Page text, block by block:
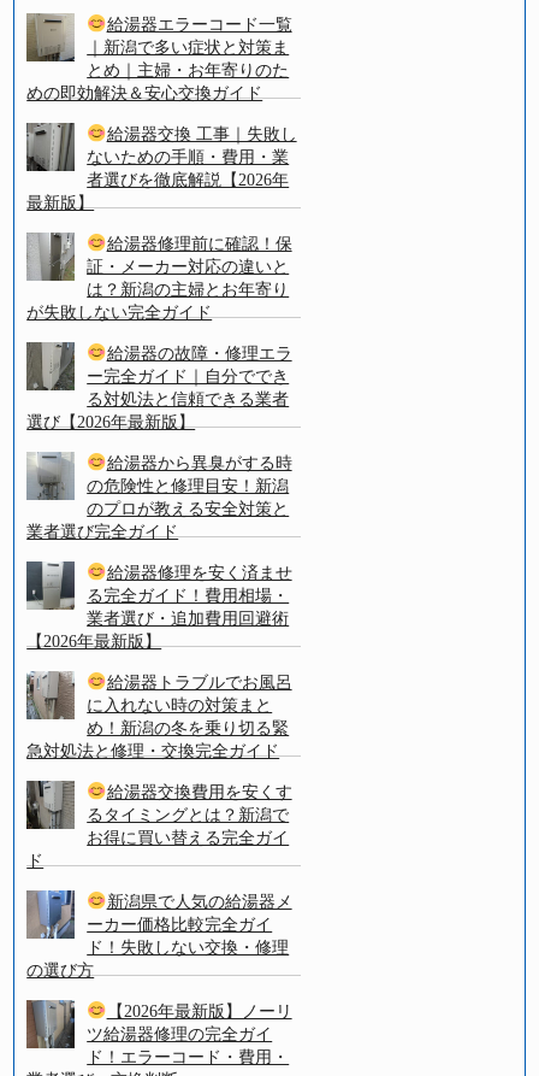
給湯器エラーコード一覧
｜新潟で多い症状と対策ま
とめ｜主婦・お年寄りのた
めの即効解決＆安心交換ガイド
給湯器交換 工事｜失敗し
ないための手順・費用・業
者選びを徹底解説【2026年
最新版】
給湯器修理前に確認！保
証・メーカー対応の違いと
は？新潟の主婦とお年寄り
が失敗しない完全ガイド
給湯器の故障・修理エラ
ー完全ガイド｜自分ででき
る対処法と信頼できる業者
選び【2026年最新版】
給湯器から異臭がする時
の危険性と修理目安！新潟
のプロが教える安全対策と
業者選び完全ガイド
給湯器修理を安く済ませ
る完全ガイド！費用相場・
業者選び・追加費用回避術
【2026年最新版】
給湯器トラブルでお風呂
に入れない時の対策まと
め！新潟の冬を乗り切る緊
急対処法と修理・交換完全ガイド
給湯器交換費用を安くす
るタイミングとは？新潟で
お得に買い替える完全ガイ
ド
新潟県で人気の給湯器メ
ーカー価格比較完全ガイ
ド！失敗しない交換・修理
の選び方
【2026年最新版】ノーリ
ツ給湯器修理の完全ガイ
ド！エラーコード・費用・